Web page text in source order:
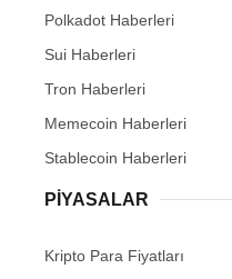
Polkadot Haberleri
Sui Haberleri
Tron Haberleri
Memecoin Haberleri
Stablecoin Haberleri
PIYASALAR
Kripto Para Fiyatları